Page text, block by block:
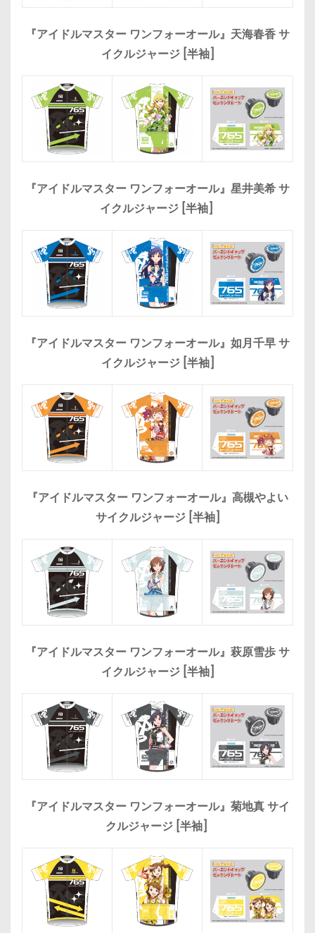
『アイドルマスター ワンフォーオール』天海春香 サ
イクルジャージ [半袖]
『アイドルマスター ワンフォーオール』星井美希 サ
イクルジャージ [半袖]
『アイドルマスター ワンフォーオール』如月千早 サ
イクルジャージ [半袖]
『アイドルマスター ワンフォーオール』高槻やよい
サイクルジャージ [半袖]
『アイドルマスター ワンフォーオール』萩原雪歩 サ
イクルジャージ [半袖]
『アイドルマスター ワンフォーオール』菊地真 サイ
クルジャージ [半袖]